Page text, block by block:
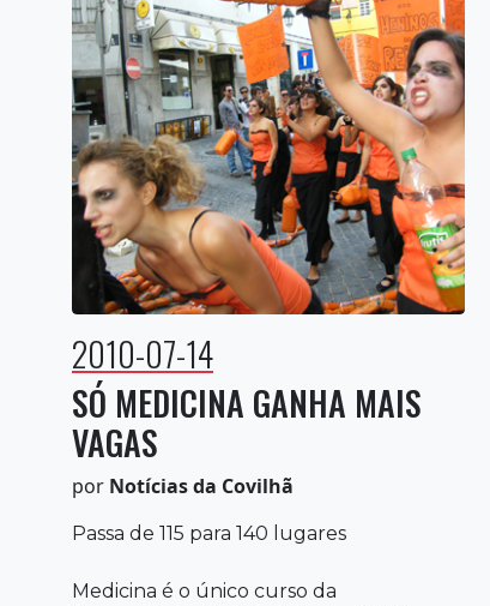
2010-07-14
SÓ MEDICINA GANHA MAIS
VAGAS
por Notícias da Covilhã
Passa de 115 para 140 lugares
Medicina é o único curso da